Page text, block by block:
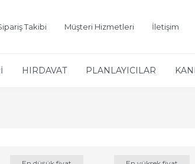
Takibi Müşteri Hizmetleri İletişim
HIRDAVAT PLANLAYICILAR